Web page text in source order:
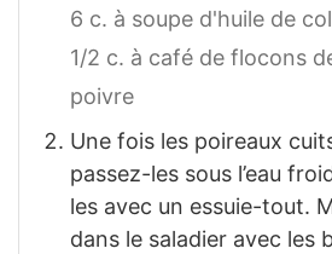
6 c. à soupe d'huile de
1/2 c. à café de flocons
poivre
Une fois les poireaux
passez-les sous l’eau
les avec un essuie-tout.
dans le saladier avec les